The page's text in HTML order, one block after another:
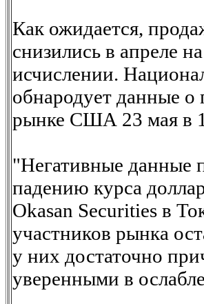
Как ожидается,
снизились в апреле
исчислении.
обнародует данные
рынке США 23 мая в
"Негативные данные
падению курса
Okasan Securities в
участников рынка
у них достаточно
уверенными в